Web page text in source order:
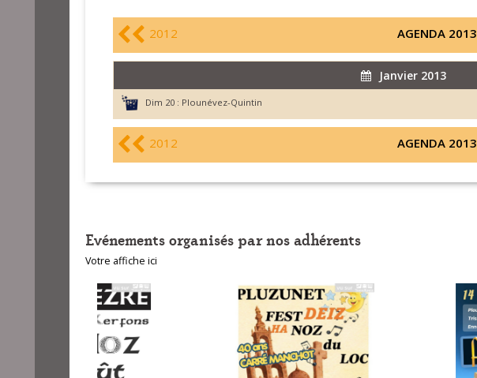
2012 AGENDA 2013
Janvier 2013
Dim 20 : Plounévez-Quintin
2012 AGENDA 2013
Evénements organisés par nos adhérents
Votre affiche ici